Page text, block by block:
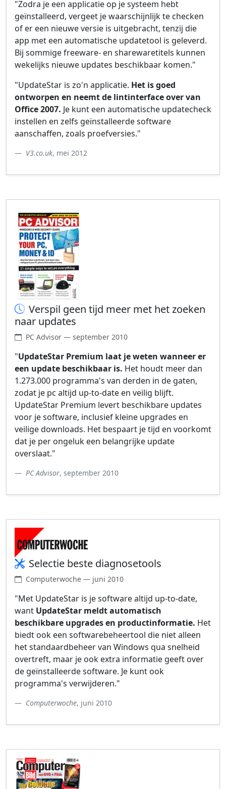
"Zodra je een applicatie op je systeem hebt
geïnstalleerd, vergeet je waarschijnlijk te checken
of er een nieuwe versie is uitgebracht, tenzij die
app met een automatische updatetool is geleverd.
Bij sommige freeware- en sharewaretitels kunnen
wekelijks nieuwe updates beschikbaar komen."
"UpdateStar is zo'n applicatie. Het is goed
ontworpen en neemt de lintinterface over van
Office 2007. Je kunt een automatische updatecheck
instellen en zelfs geïnstalleerde software
aanschaffen, zoals proefversies."
V3.co.uk, mei 2012
Verspil geen tijd meer met het zoeken
naar updates
PC Advisor — september 2010
"UpdateStar Premium laat je weten wanneer er
een update beschikbaar is. Het houdt meer dan
1.273.000 programma's van derden in de gaten,
zodat je pc altijd up-to-date en veilig blijft.
UpdateStar Premium levert beschikbare updates
voor je software, inclusief kleine upgrades en
veilige downloads. Het bespaart je tijd en voorkomt
dat je per ongeluk een belangrijke update
overslaat."
PC Advisor, september 2010
Selectie beste diagnosetools
Computerwoche — juni 2010
"Met UpdateStar is je software altijd up-to-date,
want UpdateStar meldt automatisch
beschikbare upgrades en productinformatie. Het
biedt ook een softwarebeheertool die niet alleen
het standaardbeheer van Windows qua snelheid
overtreft, maar je ook extra informatie geeft over
de geïnstalleerde software. Je kunt ook
programma's verwijderen."
Computerwoche, juni 2010